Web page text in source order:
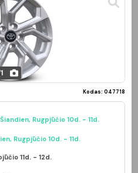
1
Kodas: 047718
Šiandien, Rugpjūčio 10d. - 11d.
Rugpjūčio 10d. - 11d.
11d. - 12d.